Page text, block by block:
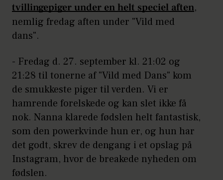
tvillingepiger under en helt speciel aften,
nemlig fredag aften under "Vild med
dans".
- Fredag d. 27. september kl. 21:02 og
21:28 til tonerne af "Vild med Dans" kom
de smukkeste piger til verden. Vi er
hamrende forelskede og kan slet ikke få
nok. Nanna klarede fødslen helt fantastisk,
som den powerkvinde hun er, og hun har
det godt, skrev de dengang i et opslag på
Instagram, hvor de breakede nyheden om
fødslen.